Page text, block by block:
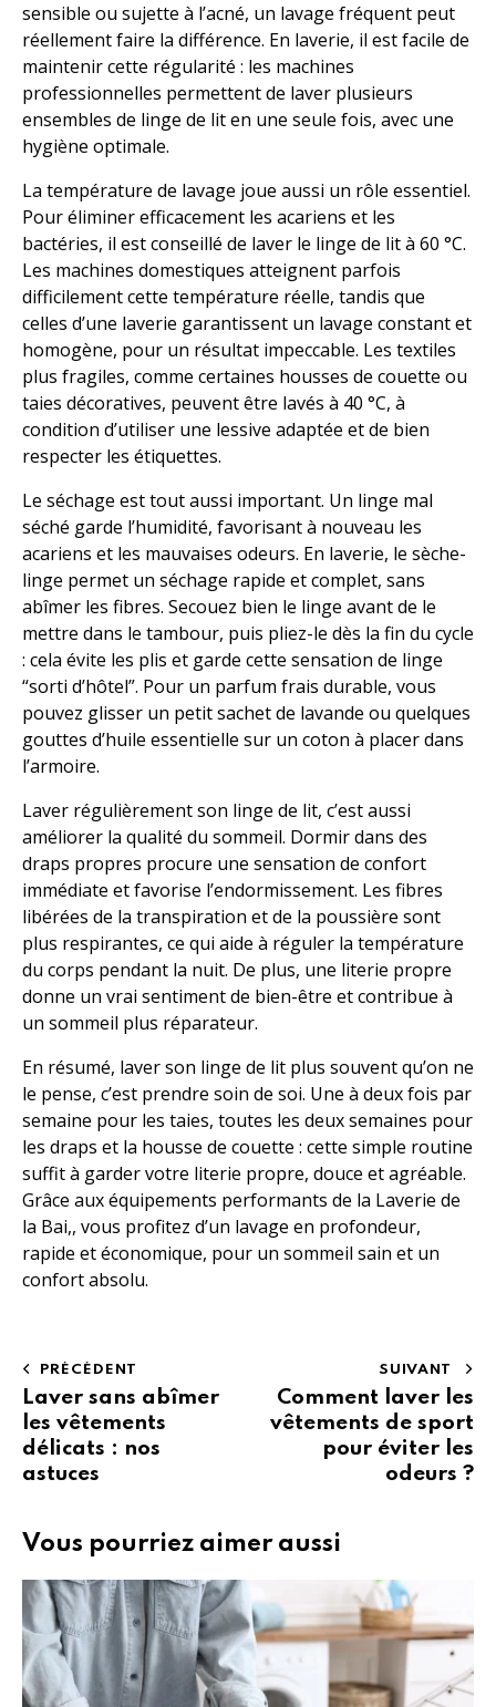
sensible ou sujette à l’acné, un lavage fréquent peut
réellement faire la différence. En laverie, il est facile de
maintenir cette régularité : les machines
professionnelles permettent de laver plusieurs
ensembles de linge de lit en une seule fois, avec une
hygiène optimale.
La température de lavage joue aussi un rôle essentiel.
Pour éliminer efficacement les acariens et les
bactéries, il est conseillé de laver le linge de lit à 60 °C.
Les machines domestiques atteignent parfois
difficilement cette température réelle, tandis que
celles d’une laverie garantissent un lavage constant et
homogène, pour un résultat impeccable. Les textiles
plus fragiles, comme certaines housses de couette ou
taies décoratives, peuvent être lavés à 40 °C, à
condition d’utiliser une lessive adaptée et de bien
respecter les étiquettes.
Le séchage est tout aussi important. Un linge mal
séché garde l’humidité, favorisant à nouveau les
acariens et les mauvaises odeurs. En laverie, le sèche-
linge permet un séchage rapide et complet, sans
abîmer les fibres. Secouez bien le linge avant de le
mettre dans le tambour, puis pliez-le dès la fin du cycle
: cela évite les plis et garde cette sensation de linge
“sorti d’hôtel”. Pour un parfum frais durable, vous
pouvez glisser un petit sachet de lavande ou quelques
gouttes d’huile essentielle sur un coton à placer dans
l’armoire.
Laver régulièrement son linge de lit, c’est aussi
améliorer la qualité du sommeil. Dormir dans des
draps propres procure une sensation de confort
immédiate et favorise l’endormissement. Les fibres
libérées de la transpiration et de la poussière sont
plus respirantes, ce qui aide à réguler la température
du corps pendant la nuit. De plus, une literie propre
donne un vrai sentiment de bien-être et contribue à
un sommeil plus réparateur.
En résumé, laver son linge de lit plus souvent qu’on ne
le pense, c’est prendre soin de soi. Une à deux fois par
semaine pour les taies, toutes les deux semaines pour
les draps et la housse de couette : cette simple routine
suffit à garder votre literie propre, douce et agréable.
Grâce aux équipements performants de la Laverie de
la Bai,, vous profitez d’un lavage en profondeur,
rapide et économique, pour un sommeil sain et un
confort absolu.
PRÉCÉDENT
Laver sans abîmer
les vêtements
délicats : nos
astuces
SUIVANT
Comment laver les
vêtements de sport
pour éviter les
odeurs ?
Vous pourriez aimer aussi